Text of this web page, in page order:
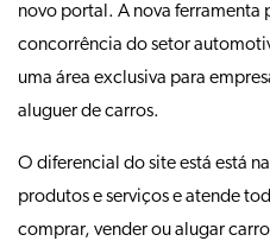
novo portal. A nova ferramenta
concorrência do setor
uma área exclusiva para
aluguer de carros.
O diferencial do site está está
produtos e serviços e atende
comprar, vender ou alugar